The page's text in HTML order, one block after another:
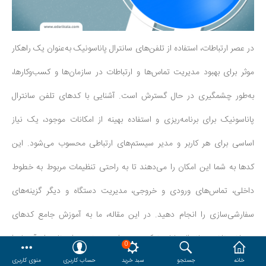
هدایا و ست مدیریتی
وایت برد و تابلو اعلانات
مقایسه محصولات مورد علاقه
دسترسی کاربری حساب کاربری
خانه جستجو
0
سبد خرید
حساب کاربری منوی کاربری
در عصر ارتباطات، استفاده از تلفن‌های سانترال پاناسونیک به‌عنوان یک راهکار
موثر برای بهبود مدیریت تماس‌ها و ارتباطات در سازمان‌ها و کسب‌وکارها،
به‌طور چشمگیری در حال گسترش است. آشنایی با کدهای تلفن سانترال
پاناسونیک برای برنامه‌ریزی و استفاده بهینه از امکانات موجود، یک نیاز
اساسی برای هر کاربر و مدیر سیستم‌های ارتباطی محسوب می‌شود. این
کدها به شما این امکان را می‌دهند تا به راحتی تنظیمات مربوط به خطوط
داخلی، تماس‌های ورودی و خروجی، مدیریت دستگاه و دیگر گزینه‌های
سفارشی‌سازی را انجام دهید. در این مقاله، ما به آموزش جامع کدهای
مختلف تلفن سانترال پاناسونیک می‌پردازیم و نحوه استفاده از آن‌ها را
به‌صورت گام‌به‌گام توضیح خواهیم داد. با یادگیری این کدها، شما خواهید